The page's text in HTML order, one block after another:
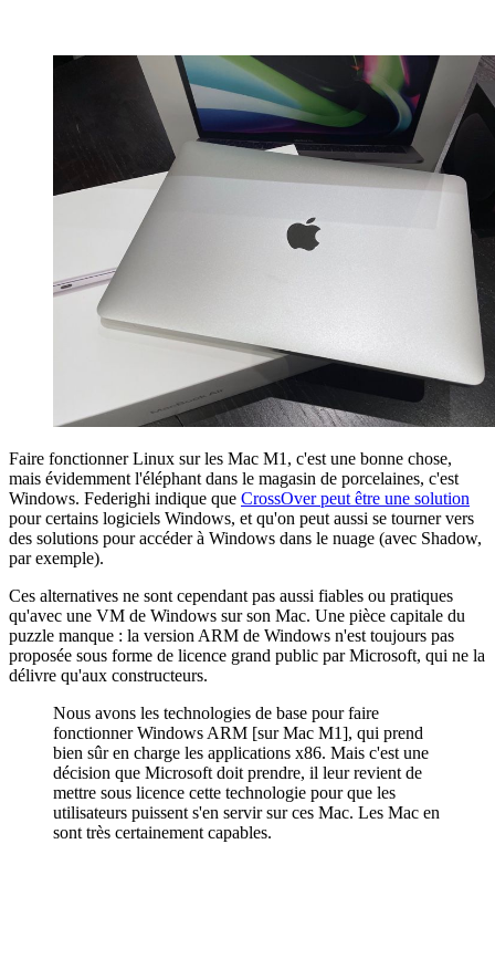
Faire fonctionner Linux sur les Mac M1, c'est une bonne chose,
mais évidemment l'éléphant dans le magasin de porcelaines, c'est
Windows. Federighi indique que CrossOver peut être une solution
pour certains logiciels Windows, et qu'on peut aussi se tourner vers
des solutions pour accéder à Windows dans le nuage (avec Shadow,
par exemple).
Ces alternatives ne sont cependant pas aussi fiables ou pratiques
qu'avec une VM de Windows sur son Mac. Une pièce capitale du
puzzle manque : la version ARM de Windows n'est toujours pas
proposée sous forme de licence grand public par Microsoft, qui ne la
délivre qu'aux constructeurs.
Nous avons les technologies de base pour faire
fonctionner Windows ARM [sur Mac M1], qui prend
bien sûr en charge les applications x86. Mais c'est une
décision que Microsoft doit prendre, il leur revient de
mettre sous licence cette technologie pour que les
utilisateurs puissent s'en servir sur ces Mac. Les Mac en
sont très certainement capables.